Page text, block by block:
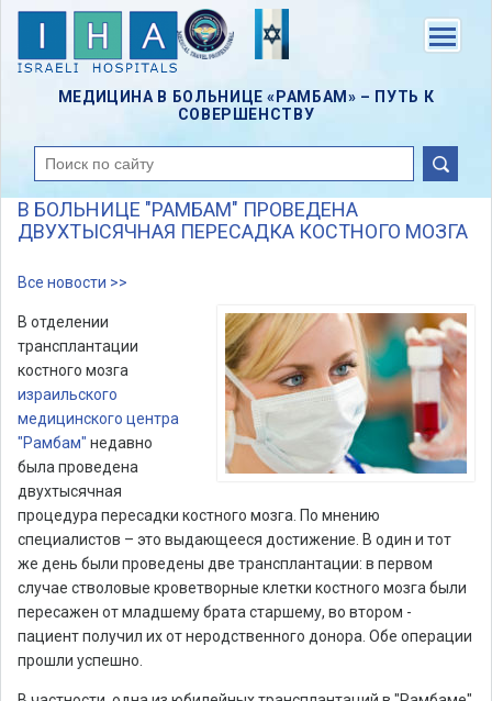
Skip
content
МЕДИЦИНА В БОЛЬНИЦЕ «РАМБАМ» – ПУТЬ К
СОВЕРШЕНСТВУ
поиск
В БОЛЬНИЦЕ "РАМБАМ" ПРОВЕДЕНА
ДВУХТЫСЯЧНАЯ ПЕРЕСАДКА КОСТНОГО МОЗГА
Все новости >>
В отделении
трансплантации
костного мозга
израильского
медицинского центра
"Рамбам" недавно
была проведена
двухтысячная
процедура пересадки костного мозга. По мнению
специалистов – это выдающееся достижение. В один и тот
же день были проведены две трансплантации: в первом
случае стволовые кроветворные клетки костного мозга были
пересажен от младшему брата старшему, во втором -
пациент получил их от неродственного донора. Обе операции
прошли успешно.